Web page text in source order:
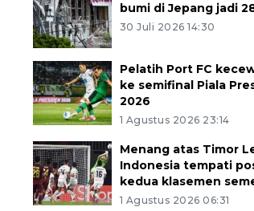
bumi di Jepang jadi
30 Juli 2026 14:30
Pelatih Port FC
ke semifinal Piala
2026
1 Agustus 2026 23:14
Menang atas Timor
Indonesia tempati
kedua klasemen
1 Agustus 2026 06:31